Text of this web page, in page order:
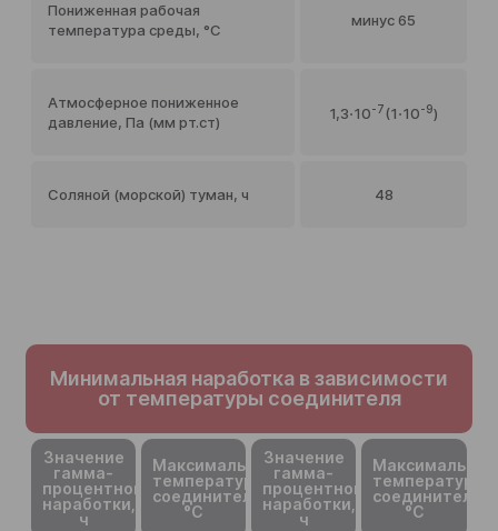
Пониженная рабочая
температура среды, °С
минус 65
Атмосферное пониженное
давление, Па (мм рт.ст)
1,3⋅10-7 (1⋅10-9)
Соляной (морской) туман, ч 48
Минимальная наработка в зависимости
от температуры соединителя
Значение
гамма-
процентной
наработки,
ч
Максимальная
температура
соединителя,
°C
Значение
гамма-
процентной
наработки,
ч
Максимальная
температура
соединителя,
°C